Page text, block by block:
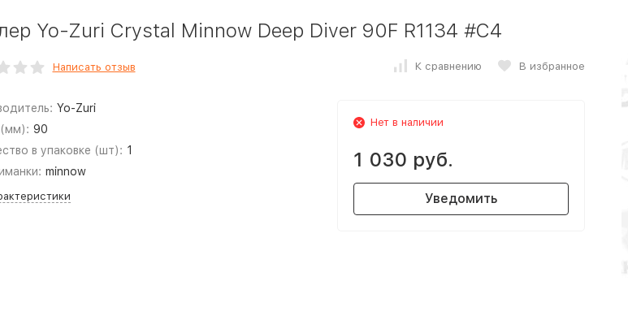
Yo-Zuri Crystal Minnow Deep Diver 90F R1134 #C4
Написать отзыв К сравнению В избранное
Yo-Zuri
90
в упаковке (шт): 1
minnow
Нет в наличии
1 030 руб.
Уведомить